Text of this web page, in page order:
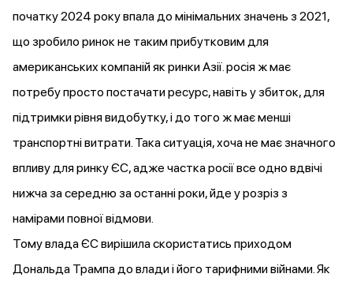
початку 2024 року впала до мінімальних значень з 2021,
що зробило ринок не таким прибутковим для
американських компаній як ринки Азії. росія ж має
потребу просто постачати ресурс, навіть у збиток, для
підтримки рівня видобутку, і до того ж має менші
транспортні витрати. Така ситуація, хоча не має значного
впливу для ринку ЄС, адже частка росії все одно вдвічі
нижча за середню за останні роки, йде у розріз з
намірами повної відмови.
Тому влада ЄС вирішила скористатись приходом
Дональда Трампа до влади і його тарифними війнами. Як